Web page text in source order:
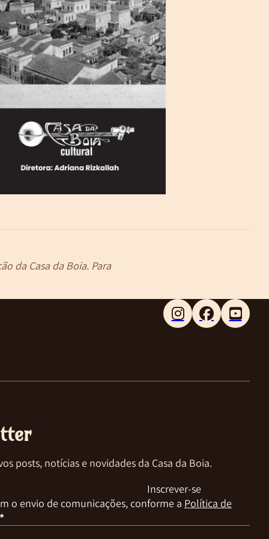
da Casa da Boia. Para
Follow me on
Follow me on X
Follow me on LinkedIn
posts, notícias e novidades da Casa da Boia.
Inscrever-se
o envio de comunicações, conforme a Política de
*